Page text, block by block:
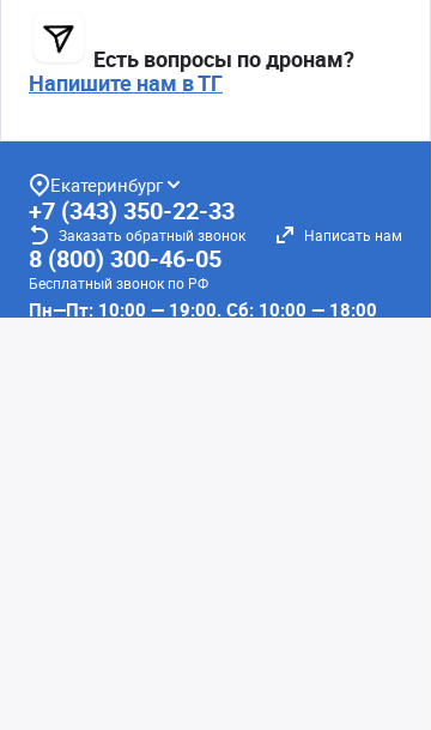
Есть вопросы по дронам?
Напишите нам в ТГ
Екатеринбург
+7 (343) 350-22-33
Заказать обратный звонок Написать нам
8 (800) 300-46-05
Бесплатный звонок по РФ
Пн—Пт: 10:00 — 19:00. Сб: 10:00 — 18:00